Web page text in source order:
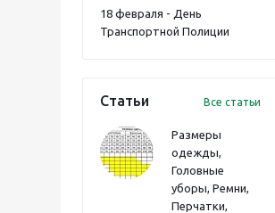
18 февраля - День
Транспортной Полиции
Статьи Все статьи
Размеры
одежды,
Головные
уборы, Ремни,
Перчатки,